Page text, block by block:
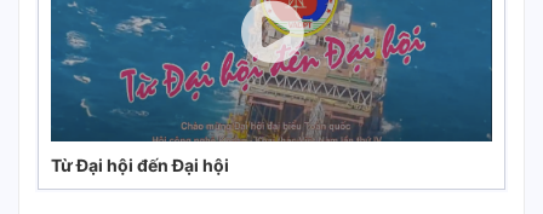
Từ Đại hội đến Đại hội